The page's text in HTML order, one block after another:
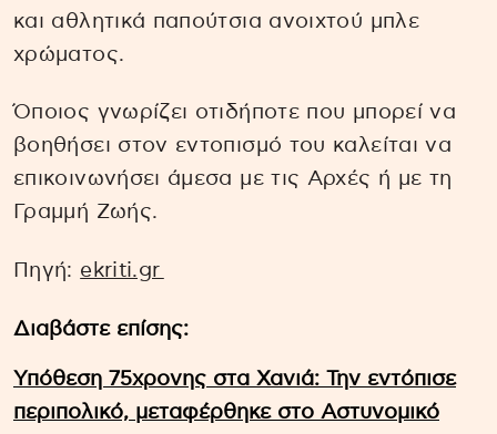
και αθλητικά παπούτσια ανοιχτού μπλε
χρώματος.
Όποιος γνωρίζει οτιδήποτε που μπορεί να
βοηθήσει στον εντοπισμό του καλείται να
επικοινωνήσει άμεσα με τις Αρχές ή με τη
Γραμμή Ζωής.
Πηγή: ekriti.gr
Διαβάστε επίσης:
Υπόθεση 75χρονης στα Χανιά: Την εντόπισε
περιπολικό, μεταφέρθηκε στο Αστυνομικό